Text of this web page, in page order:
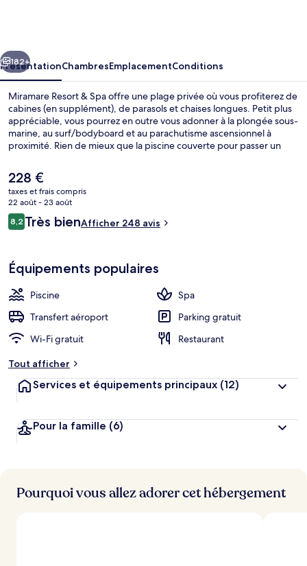
Suivant
182+
PrésentationChambresEmplacementConditions
Miramare Resort & Spa offre une plage privée où vous profiterez de
cabines (en supplément), de parasols et chaises longues. Petit plus
appréciable, vous pourrez en outre vous adonner à la plongée sous-
marine, au surf/bodyboard et au parachutisme ascensionnel à
proximité. Rien de mieux que la piscine couverte pour passer un
profiteront des dépresso-massages, des enveloppements
corporels et des soins d'aromathérapie. L'établissement
BELLAVISTA, l'un des 2 restaurants, sert des spécialités Cuisine
internationale et est ouvert pour le petit déjeuner, le déjeuner et le
dîner. Parmi les autres petits avantages de cet hébergement
figurent 2 bars en bord de piscine, un bar / salon et un centre de
Le
prix
actuel
est
de
228 €
taxes et frais compris
22 août - 23 août
Avis
voyageurs
8,28,2 sur 10
Très bienAfficher 248 avis
Équipements populaires
Piscine
Spa
Transfert aéroport
Parking gratuit
Wi-Fi gratuit
Restaurant
Tout afficher
Services et équipements principaux (12)
Pour la famille (6)
Pourquoi vous allez adorer cet hébergement